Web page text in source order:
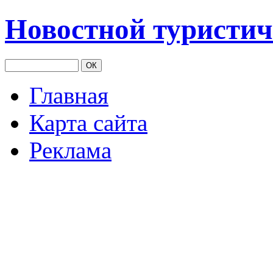
Новостной
Главная
Карта сайта
Реклама